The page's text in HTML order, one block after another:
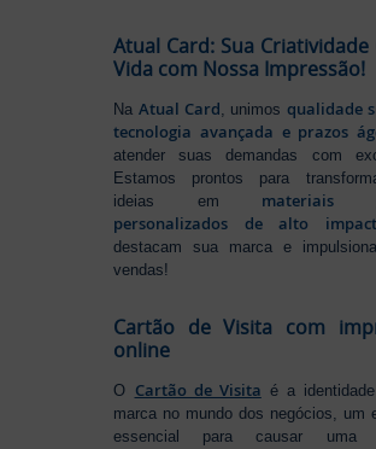
Atual Card: Sua Criatividade
Vida com Nossa Impressão!
Na Atual Card , unimos qualidade
tecnologia avançada e prazos
atender suas demandas com
Estamos prontos para
ideias em materiais
personalizados de alto
destacam sua marca e
vendas!
Cartão de Visita com
online
O Cartão de Visita é a
marca no mundo dos negócios, um
essencial para causar uma